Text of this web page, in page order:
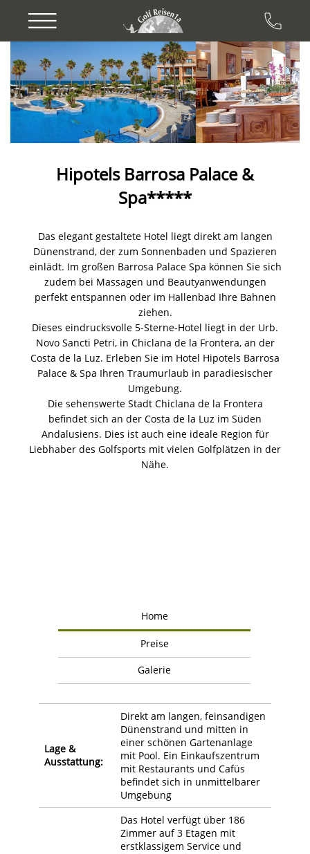
Previous Next
Hipotels Barrosa Palace &
Spa*****
Das elegant gestaltete Hotel liegt direkt am langen
Dünenstrand, der zum Sonnenbaden und Spazieren
einlädt. Im großen Barrosa Palace Spa können Sie sich
zudem bei Massagen und Beautyanwendungen
perfekt entspannen oder im Hallenbad Ihre Bahnen
ziehen.
Dieses eindrucksvolle 5-Sterne-Hotel liegt in der Urb.
Novo Sancti Petri, in Chiclana de la Frontera, an der
Costa de la Luz. Erleben Sie im Hotel Hipotels Barrosa
Palace & Spa Ihren Traumurlaub in paradiesischer
Umgebung.
Die sehenswerte Stadt Chiclana de la Frontera
befindet sich an der Costa de la Luz im Süden
Andalusiens. Dies ist auch eine ideale Region für
Liebhaber des Golfsports mit vielen Golfplätzen in der
Nähe.
Home
Preise
Galerie
Lage &
Ausstattung:
Direkt am langen, feinsandigen
Dünenstrand und mitten in
einer schönen Gartenanlage
mit Pool. Ein Einkaufszentrum
mit Restaurants und Cafüs
befindet sich in unmittelbarer
Umgebung
Das Hotel verfügt über 186
Zimmer auf 3 Etagen mit
erstklassigem Service und